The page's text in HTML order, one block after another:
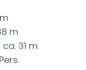
m
31 m